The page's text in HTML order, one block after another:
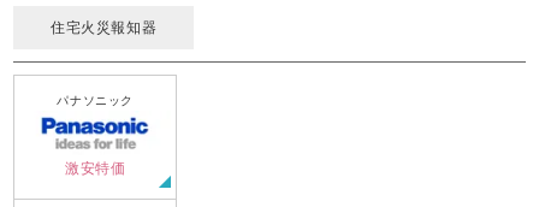
住宅火災報知器
パナソニック
激安特価